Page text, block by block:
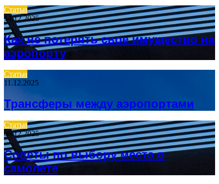
Статьи
14.12.2025
Как не потерять свое имущество на
аэропорту
Статьи
11.12.2025
Трансферы между аэропортами
Статьи
08.12.2025
Советы по выбору места в
самолете